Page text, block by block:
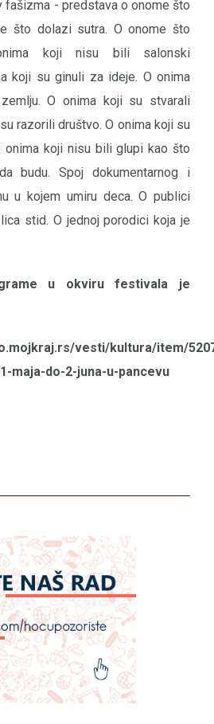
fašizma - predstava o onome što
što dolazi sutra. O onome što
koji nisu bili salonski
koji su ginuli za ideje. O onima
O onima koji su stvarali
razorili društvo. O onima koji su
onima koji nisu bili glupi kao što
budu. Spoj dokumentarnog i
u kojem umiru deca. O publici
stid. O jednoj porodici koja je
u okviru festivala je
vesti/kultura/item/
maja-do-2-juna-u-pancevu